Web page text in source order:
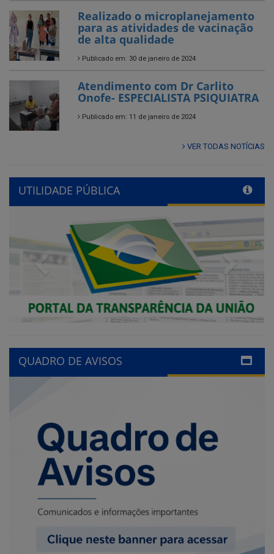
Realizado o microplanejamento
para as atividades de vacinação
de alta qualidade
Publicado em: 30 de janeiro de 2024
Atendimento com Dr Carlito
Onofe- ESPECIALISTA PSIQUIATRA
Publicado em: 11 de janeiro de 2024
VER TODAS NOTÍCIAS
UTILIDADE PÚBLICA
Previous Next
QUADRO DE AVISOS